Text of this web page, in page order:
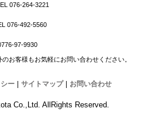
076-264-3221
076-492-5560
97-9930
お客様もお気軽にお問い合わせください。
ー サイトマップ お問い合わせ
Co.,Ltd. AllRights Reserved.